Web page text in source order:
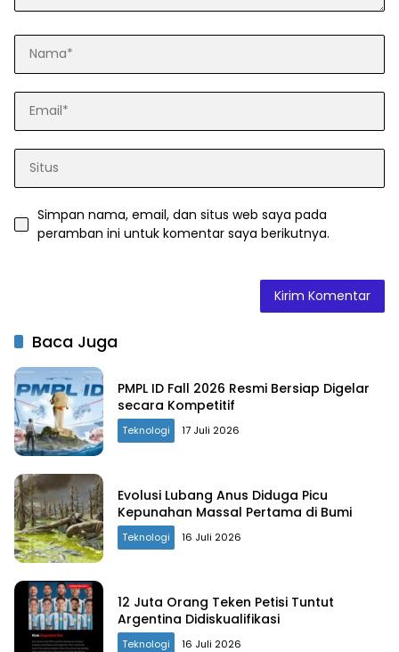
Simpan nama, email, dan situs web saya pada
peramban ini untuk komentar saya berikutnya.
Baca Juga
PMPL ID Fall 2026 Resmi Bersiap Digelar
secara Kompetitif
Teknologi 17 Juli 2026
Evolusi Lubang Anus Diduga Picu
Kepunahan Massal Pertama di Bumi
Teknologi 16 Juli 2026
12 Juta Orang Teken Petisi Tuntut
Argentina Didiskualifikasi
Teknologi 16 Juli 2026